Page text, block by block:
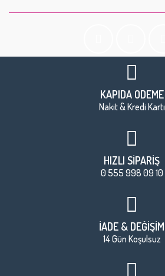
KAPIDA ÖDEME
Nakit & Kredi Kartı
HIZLI SİPARİŞ
0 555 998 09 10
İADE & DEĞİŞİM
14 Gün Koşulsuz